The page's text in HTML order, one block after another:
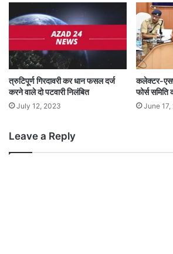
त्रुटिपूर्ण गिरदावरी कर धान फसल दर्ज
करने वाले दो पटवारी निलंबित
July 12, 2023
कलेक्टर-
फोर्स
June 17,
Leave a Reply